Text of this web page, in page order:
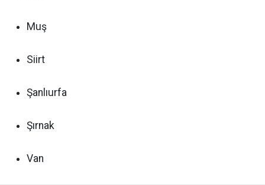
Muş
Siirt
Şanlıurfa
Şırnak
Van